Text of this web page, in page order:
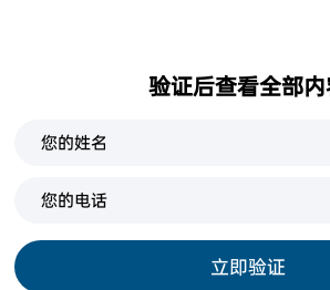
验证后查看全部
立即验证